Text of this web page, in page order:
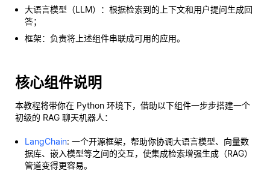
大语言模型（LLM）：根据检索到的上下文和用户提问生成回
答；
框架：负责将上述组件串联成可用的应用。
核心组件说明
本教程将带你在 Python 环境下，借助以下组件一步步搭建一个
初级的 RAG 聊天机器人：
LangChain: 一个开源框架，帮助你协调大语言模型、向量数
据库、嵌入模型等之间的交互，使集成检索增强生成（RAG）
管道变得更容易。